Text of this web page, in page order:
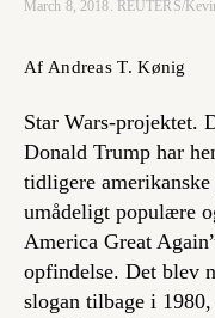
March 8, 2018. REUTERS/
Af Andreas T. Kønig
Star Wars-projektet.
Donald Trump har
tidligere
umådeligt populære
America Great
opfindelse. Det blev
slogan tilbage i